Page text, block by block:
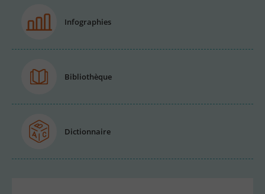
Infographies
Bibliothèque
Dictionnaire